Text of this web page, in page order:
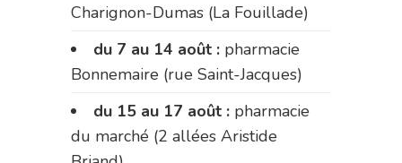
Charignon-Dumas (La Fouillade)
du 7 au 14 août : pharmacie
Bonnemaire (rue Saint-Jacques)
du 15 au 17 août : pharmacie
du marché (2 allées Aristide